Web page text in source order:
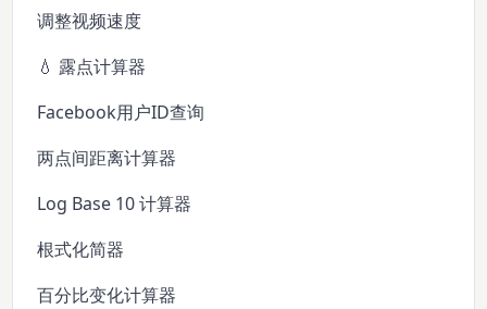
调整视频速度
💧 露点计算器
Facebook用户ID查询
两点间距离计算器
Log Base 10 计算器
根式化简器
百分比变化计算器